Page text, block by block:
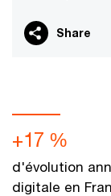
Share
+17 %
d'évolution
digitale en